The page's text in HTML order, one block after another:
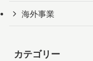
海外事業
カテゴリー